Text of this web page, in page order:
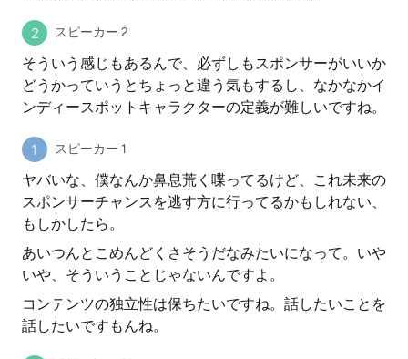
スピーカー 2
そういう感じもあるんで、必ずしもスポンサーがいいか
どうかっていうとちょっと違う気もするし、なかなかイ
ンディースポットキャラクターの定義が難しいですね。
スピーカー 1
ヤバいな、僕なんか鼻息荒く喋ってるけど、これ未来の
スポンサーチャンスを逃す方に行ってるかもしれない、
もしかしたら。
あいつんとこめんどくさそうだなみたいになって。いや
いや、そういうことじゃないんですよ。
コンテンツの独立性は保ちたいですね。話したいことを
話したいですもんね。